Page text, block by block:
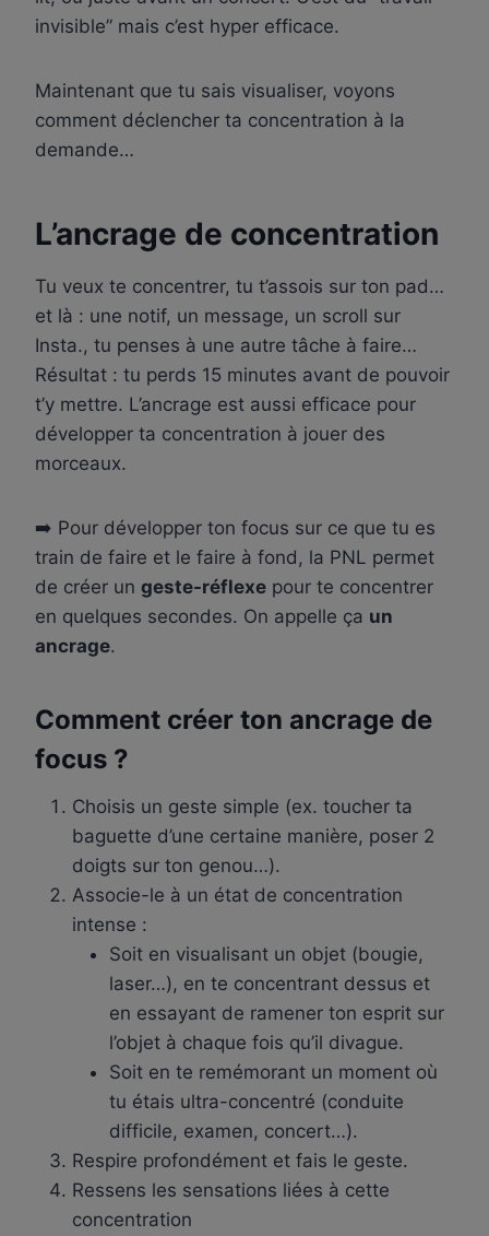
invisible” mais c’est hyper efficace.
Maintenant que tu sais visualiser, voyons
comment déclencher ta concentration à la
demande…
L’ancrage de concentration
Tu veux te concentrer, tu t’assois sur ton pad…
et là : une notif, un message, un scroll sur
Insta., tu penses à une autre tâche à faire…
Résultat : tu perds 15 minutes avant de pouvoir
t’y mettre. L’ancrage est aussi efficace pour
développer ta concentration à jouer des
morceaux.
➡️ Pour développer ton focus sur ce que tu es
train de faire et le faire à fond, la PNL permet
de créer un geste-réflexe pour te concentrer
en quelques secondes. On appelle ça un
ancrage.
Comment créer ton ancrage de
focus ?
Choisis un geste simple (ex. toucher ta
baguette d’une certaine manière, poser 2
doigts sur ton genou…).
Associe-le à un état de concentration
intense :
Soit en visualisant un objet (bougie,
laser…), en te concentrant dessus et
en essayant de ramener ton esprit sur
l’objet à chaque fois qu’il divague.
Soit en te remémorant un moment où
tu étais ultra-concentré (conduite
difficile, examen, concert…).
Respire profondément et fais le geste.
Ressens les sensations liées à cette
concentration